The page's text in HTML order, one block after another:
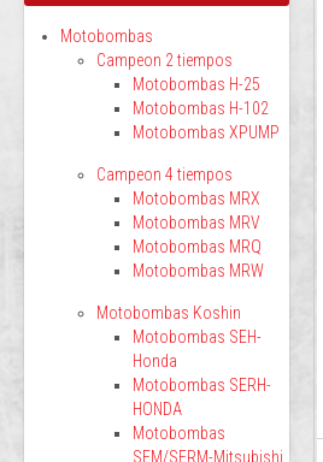
Motobombas
Campeon 2 tiempos
Motobombas H-25
Motobombas H-102
Motobombas XPUMP
Campeon 4 tiempos
Motobombas MRX
Motobombas MRV
Motobombas MRQ
Motobombas MRW
Motobombas Koshin
Motobombas SEH-
Honda
Motobombas SERH-
HONDA
Motobombas
SEM/SERM-Mitsubishi